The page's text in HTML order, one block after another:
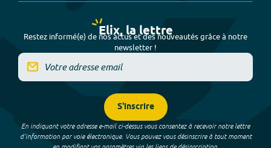
Elix, la lettre
Restez informé(e) de nos actus et des nouveautés grâce à notre
newsletter !
S'inscrire
En indiquant votre adresse e-mail ci-dessus vous consentez à recevoir notre lettre
d’information par voie électronique. Vous pouvez vous désinscrire à tout moment